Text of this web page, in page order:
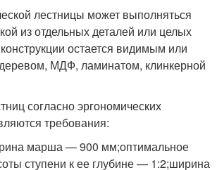
лестницы может выполняться
из отдельных деталей или целых
остается видимым или
МДФ, ламинатом, клинкерной
согласно эргономических
требования:
марша — 900 мм;оптимальное
ступени к ее глубине — 1:2;ширина